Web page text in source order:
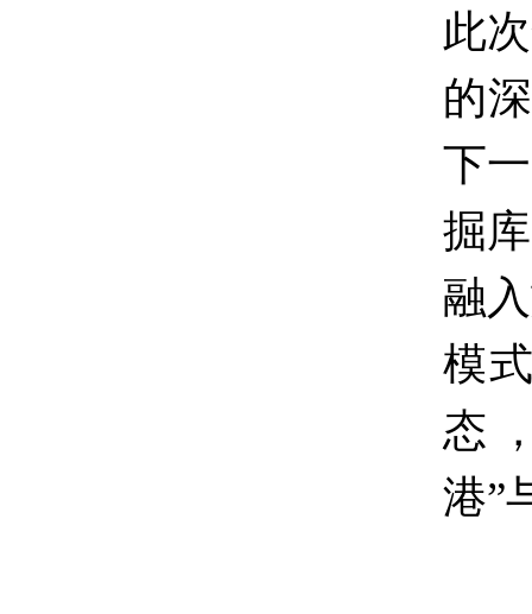
此
的
下
掘
融
模
态
港”